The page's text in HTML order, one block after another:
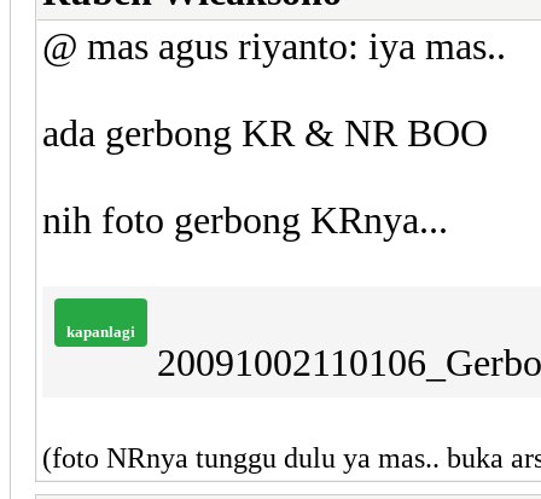
@ mas agus riyanto: iya mas..
ada gerbong KR & NR BOO
nih foto gerbong KRnya...
kapanlagi
(foto NRnya tunggu dulu ya mas.. buka